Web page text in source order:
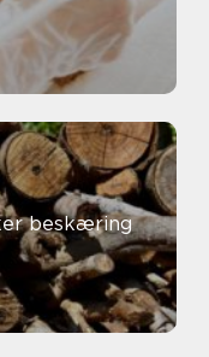
beskæring